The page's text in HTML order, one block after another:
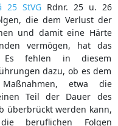
25 StVGRdnr. 25 u. 26
die dem Verlust der
und damit eine Härte
vermögen, hat das
Es fehlen in diesem
dazu, ob es dem
etwa die
Teil der Dauer des
überbrückt werden kann,
beruflichen Folgen